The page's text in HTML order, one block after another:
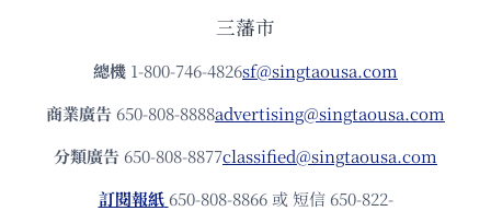
三藩市
總機 1-800-746-4826sf@singtaousa.com
商業廣告 650-808-8888advertising@singtaousa.com
分類廣告 650-808-8877classified@singtaousa.com
訂閱報紙 650-808-8866 或 短信 650-822-